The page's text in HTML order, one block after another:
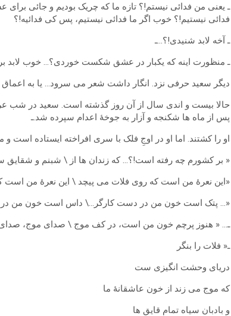
ـ یعنی من فدائی نیستم!؟ تازه ما که چریک بودیم و جائی
فدائی نیستیم!؟ خوب اگر ما فدائی نیستیم، پس کی فدائیه!؟
ـ آخه لابد شنیدی!؟…ـ
ـ منظورت اینه که یکبار در عشق شکست خوردی؟… خوب لابد
دیگر سعید حرفی نزد. انگار داشت شعر می سرود… یا به
حالا بیست و اندی سال از آن روز گذشته است. سعید در
پس از ماه ها شکنجه و آزار به جوخۀ اعدام سپرده شد.ـ
او را کشتند. اما او در اوجِ فلک با سری افراخته ایستاده است
« بر کشورم چه رفته است!؟… که زندان ها از \ شبنم و
«این نعرۀ من است که روی فلات می پیچد \ این نعرۀ من است
«… پتک است خون من در دست کارگر…\ داس است خون من در
ـ… « هنوز پرچم خون من است، در کف موج \ صدای موج،
ـ« فلات را بنگر
دریای وحشت انگیزی ست
که موج می زند از خون عاشقانۀ ما
و بادبان سیاه تمام قایق ها